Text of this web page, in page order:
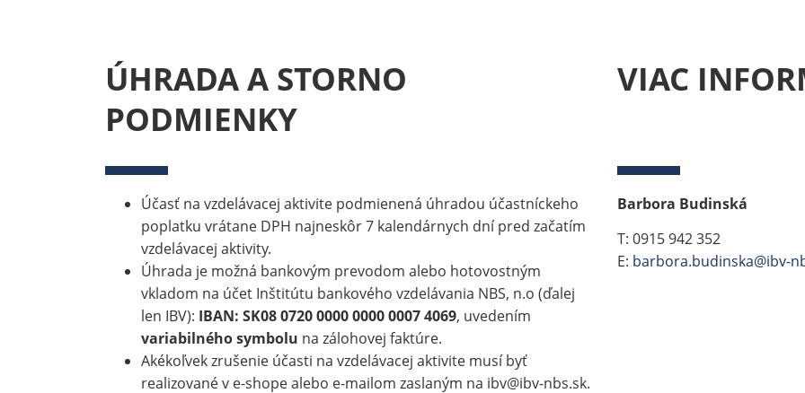
ÚHRADA A STORNO
PODMIENKY
Účasť na vzdelávacej aktivite podmienená úhradou účastníckeho
poplatku vrátane DPH najneskôr 7 kalendárnych dní pred začatím
vzdelávacej aktivity.
Úhrada je možná bankovým prevodom alebo hotovostným
vkladom na účet Inštitútu bankového vzdelávania NBS, n.o (ďalej
len IBV): IBAN: SK08 0720 0000 0000 0007 4069, uvedením
variabilného symbolu na zálohovej faktúre.
Akékoľvek zrušenie účasti na vzdelávacej aktivite musí byť
realizované v e-shope alebo e-mailom zaslaným na ibv@ibv-nbs.sk.
VIAC
Barbora Budinská
T: 0915 942 352
E: barbora.budinska@ibv-